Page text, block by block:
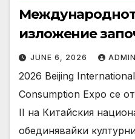
изложение
JUNE 6, 2026 ADMIN
2026 Beijing
Consumption Expo се
II на Китайския
обединявайки